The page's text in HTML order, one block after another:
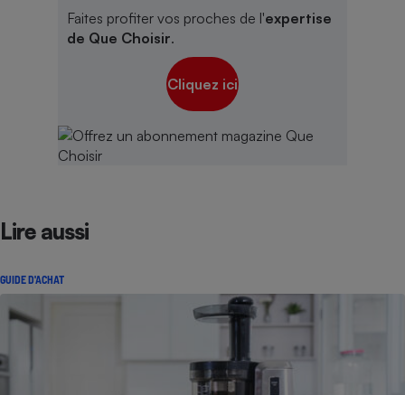
Faites profiter vos proches de l'expertise
de Que Choisir.
Cliquez ici
Lire aussi
GUIDE D'ACHAT